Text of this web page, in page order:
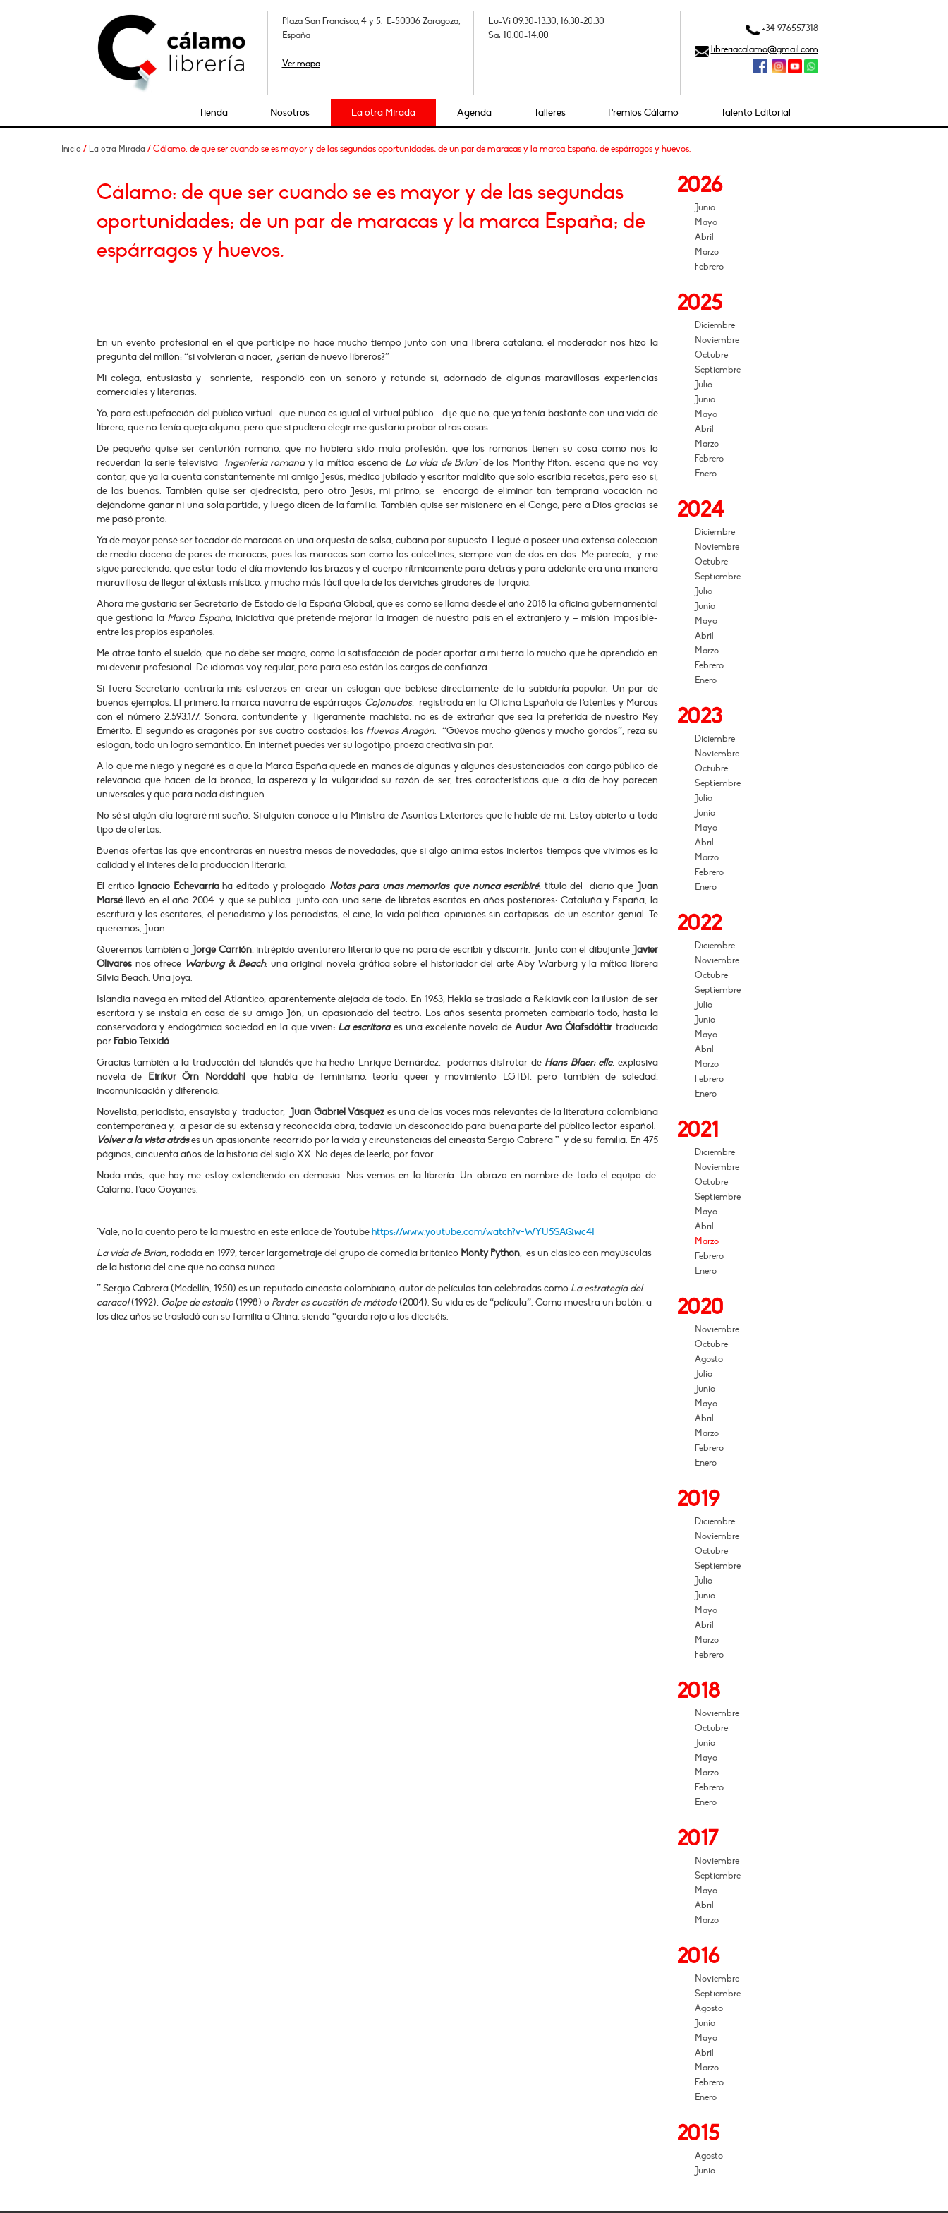
Plaza San Francisco, 4 y 5. E-50006 Zaragoza,
España
Ver mapa
Lu-Vi 09.30-13.30, 16.30-20.30
Sa: 10.00-14.00
+34 976557318
libreriacalamo@gmail.com
Tienda Nosotros La otra Mirada Agenda Talleres Premios Cálamo Talento Editorial
Inicio / La otra Mirada / Cálamo: de que ser cuando se es mayor y de las segundas oportunidades; de un par de maracas y la marca España; de espárragos y huevos.
Cálamo: de que ser cuando se es mayor y de las segundas
oportunidades; de un par de maracas y la marca España; de
espárragos y huevos.
En un evento profesional en el que participe no hace mucho tiempo junto con una librera catalana, el moderador nos hizo la
pregunta del millón: “si volvieran a nacer, ¿serían de nuevo libreros?”
Mi colega, entusiasta y sonriente, respondió con un sonoro y rotundo sí, adornado de algunas maravillosas experiencias
comerciales y literarias.
Yo, para estupefacción del público virtual- que nunca es igual al virtual público- dije que no, que ya tenía bastante con una vida de
librero, que no tenía queja alguna, pero que si pudiera elegir me gustaría probar otras cosas.
De pequeño quise ser centurión romano, que no hubiera sido mala profesión, que los romanos tienen su cosa como nos lo
recuerdan la serie televisiva Ingeniería romanay la mítica escena de La vida de Brian*de los Monthy Piton, escena que no voy
contar, que ya la cuenta constantemente mi amigo Jesús, médico jubilado y escritor maldito que solo escribía recetas, pero eso sí,
de las buenas. También quise ser ajedrecista, pero otro Jesús, mi primo, se encargó de eliminar tan temprana vocación no
dejándome ganar ni una sola partida, y luego dicen de la familia. También quise ser misionero en el Congo, pero a Dios gracias se
me pasó pronto.
Ya de mayor pensé ser tocador de maracas en una orquesta de salsa, cubana por supuesto. Llegué a poseer una extensa colección
de media docena de pares de maracas, pues las maracas son como los calcetines, siempre van de dos en dos. Me parecía, y me
sigue pareciendo, que estar todo el día moviendo los brazos y el cuerpo rítmicamente para detrás y para adelante era una manera
maravillosa de llegar al éxtasis místico, y mucho más fácil que la de los derviches giradores de Turquía.
Ahora me gustaría ser Secretario de Estado de la España Global, que es como se llama desde el año 2018 la oficina gubernamental
que gestiona la Marca España, iniciativa que pretende mejorar la imagen de nuestro país en el extranjero y – misión imposible-
entre los propios españoles.
Me atrae tanto el sueldo, que no debe ser magro, como la satisfacción de poder aportar a mi tierra lo mucho que he aprendido en
mi devenir profesional. De idiomas voy regular, pero para eso están los cargos de confianza.
Si fuera Secretario centraríamis esfuerzos en crear un eslogan que bebiese directamente de la sabiduría popular. Un par de
buenos ejemplos. El primero, la marca navarra de espárragos Cojonudos, registrada en la Oficina Española de Patentes y Marcas
con el número 2.593.177. Sonora, contundente y ligeramente machista, no es de extrañar que sea la preferida de nuestro Rey
Emérito. El segundo es aragonés por sus cuatro costados: los Huevos Aragón. “Güevos mucho güenos y mucho gordos”, reza su
eslogan, todo un logro semántico. En internet puedes ver su logotipo, proeza creativa sin par.
A lo que me niego y negaré es a que la Marca España quede en manos de algunas y algunos desustanciados con cargo público de
relevancia que hacen de la bronca, la aspereza y la vulgaridad su razón de ser, tres características que a día de hoy parecen
universales y que para nada distinguen.
No sé si algún día lograré mi sueño. Si alguien conoce a la Ministra de Asuntos Exteriores que le hable de mí. Estoy abierto a todo
tipo de ofertas.
Buenas ofertas las que encontrarás en nuestra mesas de novedades, que si algo anima estos inciertos tiempos que vivimos es la
calidad y el interés de la producción literaria.
El crítico Ignacio Echevarríaha editado y prologado Notas para unas memorias que nunca escribiré, título del diario que Juan
Marsé llevó en el año 2004 y que se publica junto con una serie de libretas escritas en años posteriores: Cataluña y España, la
escritura y los escritores, el periodismo y los periodistas, el cine, la vida política…opiniones sin cortapisas de un escritor genial. Te
queremos, Juan.
Queremos también a Jorge Carrión, intrépido aventurero literario que no para de escribir y discurrir. Junto con el dibujante Javier
Olivares nos ofrece Warburg & Beach, una original novela gráfica sobre el historiador del arte Aby Warburg y la mítica librera
Silvia Beach. Una joya.
Islandia navega en mitad del Atlántico, aparentemente alejada de todo. En 1963, Hekla se traslada a Reikiavik con la ilusión de ser
escritora y se instala en casa de su amigo Jón, un apasionado del teatro. Los años sesenta prometen cambiarlo todo, hasta la
conservadora y endogámica sociedad en la que viven: La escritoraes una excelente novela de Audur Ava Ólafsdóttir traducida
por Fabio Teixidó.
Gracias también a la traducción del islandés que ha hecho Enrique Bernárdez, podemos disfrutar de Hans Blaer: elle, explosiva
novela de Eiríkur Örn Norddahlque habla de feminismo, teoría queer y movimiento LGTBI, pero también de soledad,
incomunicación y diferencia.
Novelista, periodista, ensayista y traductor, Juan Gabriel Vásquez es una de las voces más relevantes de la literatura colombiana
contemporánea y, a pesar de su extensa y reconocida obra, todavía un desconocido para buena parte del público lector español.
Volver a la vista atráses un apasionante recorrido por la vida y circunstancias del cineasta Sergio Cabrera ** y de su familia. En 475
páginas, cincuenta años de la historia del siglo XX. No dejes de leerlo, por favor.
Nada más, que hoy me estoy extendiendo en demasía. Nos vemos en la librería. Un abrazo en nombre de todo el equipo de
Cálamo. Paco Goyanes.
*Vale, no la cuento pero te la muestro en este enlace de Youtubehttps://www.youtube.com/watch?v=WYU5SAQwc4I
La vida de Brian, rodada en 1979, tercer largometraje del grupo de comedia británico Monty Python, es un clásico con mayúsculas
de la historia del cine que no cansa nunca.
** Sergio Cabrera (Medellín, 1950) es un reputado cineasta colombiano, autor de películas tan celebradas como La estrategia del
caracol(1992), Golpe de estadio(1998) o Perder es cuestión de método(2004). Su vida es de “película”. Como muestra un botón: a
los diez años se trasladó con su familia a China, siendo “guarda rojo a los dieciséis.
2026
Junio
Mayo
Abril
Marzo
Febrero
2025
Diciembre
Noviembre
Octubre
Septiembre
Julio
Junio
Mayo
Abril
Marzo
Febrero
Enero
2024
Diciembre
Noviembre
Octubre
Septiembre
Julio
Junio
Mayo
Abril
Marzo
Febrero
Enero
2023
Diciembre
Noviembre
Octubre
Septiembre
Julio
Junio
Mayo
Abril
Marzo
Febrero
Enero
2022
Diciembre
Noviembre
Octubre
Septiembre
Julio
Junio
Mayo
Abril
Marzo
Febrero
Enero
2021
Diciembre
Noviembre
Octubre
Septiembre
Mayo
Abril
Marzo
Febrero
Enero
2020
Noviembre
Octubre
Agosto
Julio
Junio
Mayo
Abril
Marzo
Febrero
Enero
2019
Diciembre
Noviembre
Octubre
Septiembre
Julio
Junio
Mayo
Abril
Marzo
Febrero
2018
Noviembre
Octubre
Junio
Mayo
Marzo
Febrero
Enero
2017
Noviembre
Septiembre
Mayo
Abril
Marzo
2016
Noviembre
Septiembre
Agosto
Junio
Mayo
Abril
Marzo
Febrero
Enero
2015
Agosto
Junio